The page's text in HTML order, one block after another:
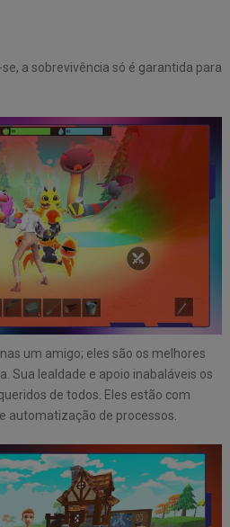
a sobrevivência só é garantida para
um amigo; eles são os melhores
Sua lealdade e apoio inabaláveis os
de todos. Eles estão com
automatização de processos.